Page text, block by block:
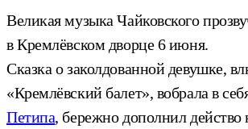
Великая музыка Чайковского
в Кремлёвском дворце 6 июня.
Сказка о заколдованной девушке,
«Кремлёвский балет», вобрала в
Петипа, бережно дополнил